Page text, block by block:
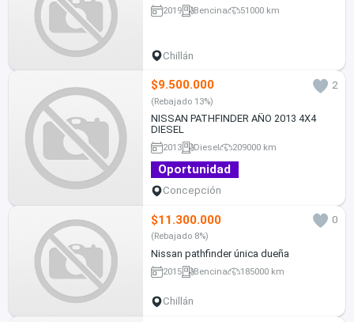
2019 Bencina 51000 km
Chillán
$9.500.000 2
(Rebajado 13%)
NISSAN PATHFINDER AÑO 2013 4X4
DIESEL
2013 Diesel 209000 km
Oportunidad
Concepción
$11.300.000 0
(Rebajado 8%)
Nissan pathfinder única dueña
2015 Bencina 185000 km
Chillán